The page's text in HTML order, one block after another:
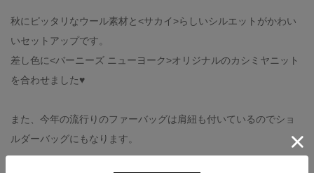
秋にピッタリなウール素材と<サカイ>らしいシルエットがかわい
いセットアップです。
差し色に<バーニーズ ニューヨーク>オリジナルのカシミヤニット
を合わせました♥️
また、今年の流行りのファーバッグは肩紐も付いているのでショ
ルダーバッグにもなります。